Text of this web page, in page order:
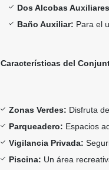
Dos Alcobas
Baño Auxiliar: Para el
Características del
Zonas Verdes: Disfruta
Parqueadero: Espacios
Vigilancia Privada:
Piscina: Un área